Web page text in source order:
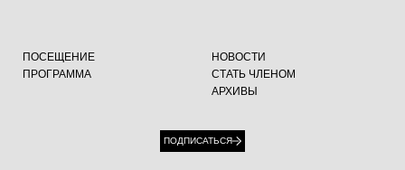
ПОСЕЩЕНИЕ
ПРОГРАММА
НОВОСТИ
СТАТЬ ЧЛЕНОМ
АРХИВЫ
ПОДПИСАТЬСЯ